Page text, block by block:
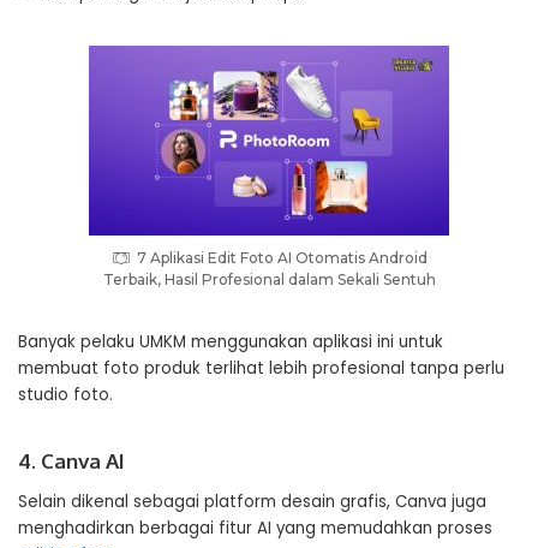
7 Aplikasi Edit Foto AI Otomatis Android
Terbaik, Hasil Profesional dalam Sekali Sentuh
Banyak pelaku UMKM menggunakan aplikasi ini untuk
membuat foto produk terlihat lebih profesional tanpa perlu
studio foto.
4. Canva AI
Selain dikenal sebagai platform desain grafis, Canva juga
menghadirkan berbagai fitur AI yang memudahkan proses